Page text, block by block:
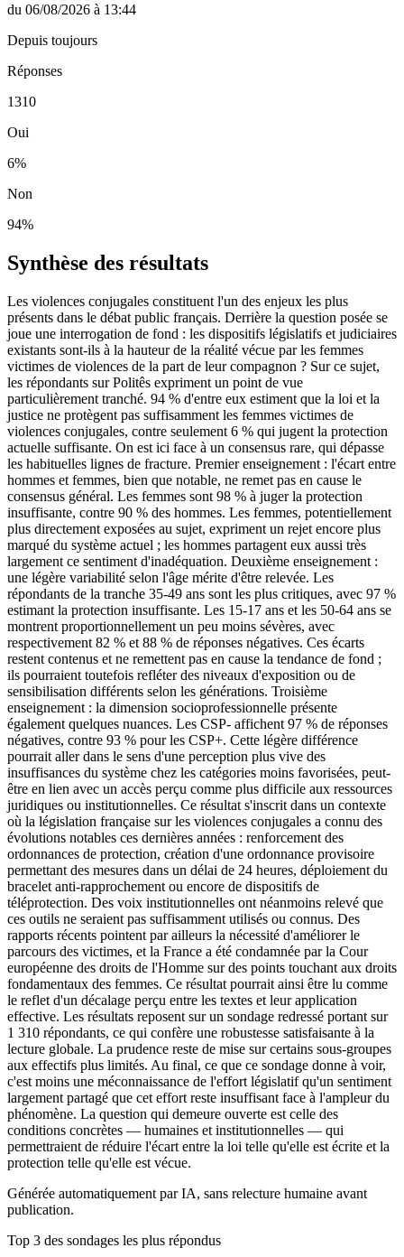
du 06/08/2026 à 13:44
Depuis toujours
Réponses
1310
Oui
6%
Non
94%
Synthèse des résultats
Les violences conjugales constituent l'un des enjeux les plus
présents dans le débat public français. Derrière la question posée se
joue une interrogation de fond : les dispositifs législatifs et judiciaires
existants sont-ils à la hauteur de la réalité vécue par les femmes
victimes de violences de la part de leur compagnon ? Sur ce sujet,
les répondants sur Politês expriment un point de vue
particulièrement tranché. 94 % d'entre eux estiment que la loi et la
justice ne protègent pas suffisamment les femmes victimes de
violences conjugales, contre seulement 6 % qui jugent la protection
actuelle suffisante. On est ici face à un consensus rare, qui dépasse
les habituelles lignes de fracture. Premier enseignement : l'écart entre
hommes et femmes, bien que notable, ne remet pas en cause le
consensus général. Les femmes sont 98 % à juger la protection
insuffisante, contre 90 % des hommes. Les femmes, potentiellement
plus directement exposées au sujet, expriment un rejet encore plus
marqué du système actuel ; les hommes partagent eux aussi très
largement ce sentiment d'inadéquation. Deuxième enseignement :
une légère variabilité selon l'âge mérite d'être relevée. Les
répondants de la tranche 35-49 ans sont les plus critiques, avec 97 %
estimant la protection insuffisante. Les 15-17 ans et les 50-64 ans se
montrent proportionnellement un peu moins sévères, avec
respectivement 82 % et 88 % de réponses négatives. Ces écarts
restent contenus et ne remettent pas en cause la tendance de fond ;
ils pourraient toutefois refléter des niveaux d'exposition ou de
sensibilisation différents selon les générations. Troisième
enseignement : la dimension socioprofessionnelle présente
également quelques nuances. Les CSP- affichent 97 % de réponses
négatives, contre 93 % pour les CSP+. Cette légère différence
pourrait aller dans le sens d'une perception plus vive des
insuffisances du système chez les catégories moins favorisées, peut-
être en lien avec un accès perçu comme plus difficile aux ressources
juridiques ou institutionnelles. Ce résultat s'inscrit dans un contexte
où la législation française sur les violences conjugales a connu des
évolutions notables ces dernières années : renforcement des
ordonnances de protection, création d'une ordonnance provisoire
permettant des mesures dans un délai de 24 heures, déploiement du
bracelet anti-rapprochement ou encore de dispositifs de
téléprotection. Des voix institutionnelles ont néanmoins relevé que
ces outils ne seraient pas suffisamment utilisés ou connus. Des
rapports récents pointent par ailleurs la nécessité d'améliorer le
parcours des victimes, et la France a été condamnée par la Cour
européenne des droits de l'Homme sur des points touchant aux droits
fondamentaux des femmes. Ce résultat pourrait ainsi être lu comme
le reflet d'un décalage perçu entre les textes et leur application
effective. Les résultats reposent sur un sondage redressé portant sur
1 310 répondants, ce qui confère une robustesse satisfaisante à la
lecture globale. La prudence reste de mise sur certains sous-groupes
aux effectifs plus limités. Au final, ce que ce sondage donne à voir,
c'est moins une méconnaissance de l'effort législatif qu'un sentiment
largement partagé que cet effort reste insuffisant face à l'ampleur du
phénomène. La question qui demeure ouverte est celle des
conditions concrètes — humaines et institutionnelles — qui
permettraient de réduire l'écart entre la loi telle qu'elle est écrite et la
protection telle qu'elle est vécue.
Générée automatiquement par IA, sans relecture humaine avant
publication.
Top 3 des sondages les plus répondus